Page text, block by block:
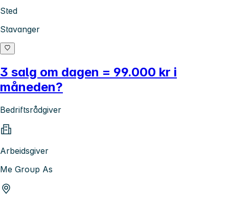
Sted
Stavanger
3 salg om dagen = 99.000 kr i
måneden?
Bedriftsrådgiver
Arbeidsgiver
Me Group As